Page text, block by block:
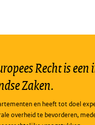
Recht is
Zaken.
en heeft tot doel
overheid te bevorderen,